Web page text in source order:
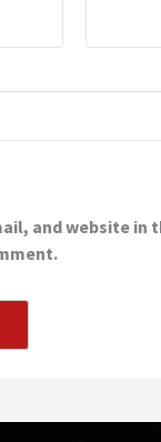
and website in